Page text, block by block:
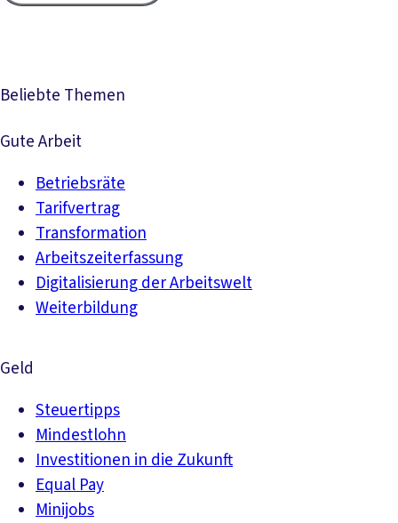
Beliebte Themen
Gute Arbeit
Betriebsräte
Tarifvertrag
Transformation
Arbeitszeiterfassung
Digitalisierung der Arbeitswelt
Weiterbildung
Geld
Steuertipps
Mindestlohn
Investitionen in die Zukunft
Equal Pay
Minijobs